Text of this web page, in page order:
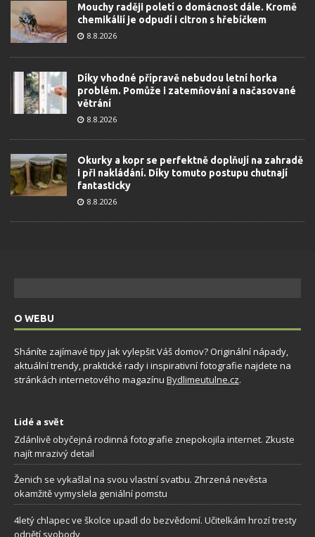
Mouchy raději poletí o domácnost dále. Kromě
chemikálií je odpudí i citron s hřebíčkem
8.8.2026
Díky vhodné přípravě nebudou letní horka
problém. Pomůže i zatemňování a načasované
větrání
8.8.2026
Okurky a kopr se perfektně doplňují na zahradě
i při nakládání. Díky tomuto postupu chutnají
fantasticky
8.8.2026
O WEBU
Sháníte zajímavé tipy jak vylepšit Váš domov? Originální nápady,
aktuální trendy, praktické rady i inspirativní fotografie najdete na
stránkách internetového magazínu Bydlimeutulne.cz.
Lidé a svět
Zdánlivě obyčejná rodinná fotografie znepokojila internet. Zkuste
najít mrazivý detail
Ženich se vykašlal na svou vlastní svatbu. Zhrzená nevěsta
okamžitě vymyslela geniální pomstu
4letý chlapec ve školce upadl do bezvědomí. Učitelkám hrozí tresty
odnětí svobody